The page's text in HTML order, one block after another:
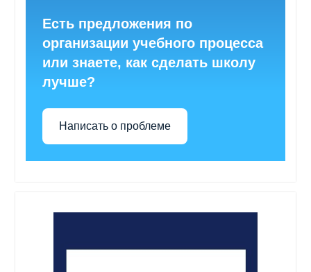
Есть предложения по
организации учебного процесса
или знаете, как сделать школу
лучше?
Написать о проблеме